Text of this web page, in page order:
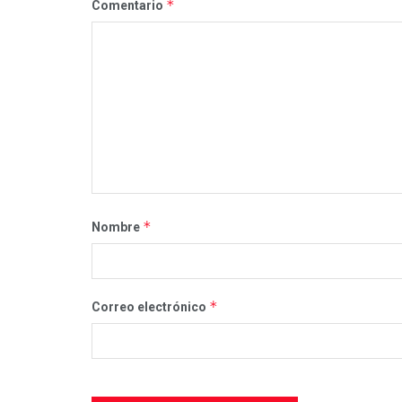
Comentario *
Nombre *
Correo electrónico *